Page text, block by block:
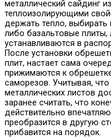
металлический сайдинг
теплоизолирующими
держать тепло,
либо базальтовые
устанавливаются в
После установки
плит, настает сама
прижимаются к
саморезов. Учитывая,
металлических листов
заранее считать, что
действительно
преобразится в другую
прибавится на порядок.